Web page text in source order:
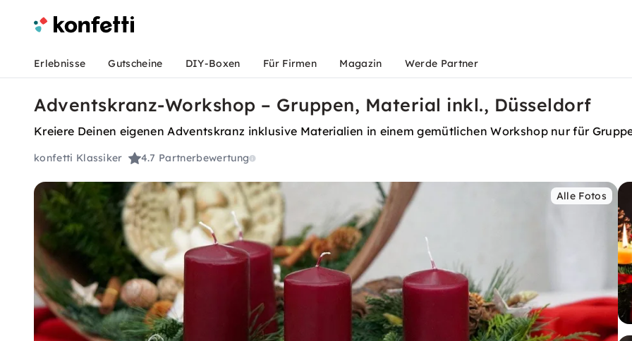
Erlebnisse Gutscheine DIY-Boxen Für Firmen Magazin Werde Partner
Adventskranz-Workshop – Gruppen, Material inkl., Düsseldorf
Kreiere Deinen eigenen Adventskranz inklusive Materialien in einem gemütlichen Workshop nur für
konfetti Klassiker 4.7 Partnerbewertung
Alle Fotos